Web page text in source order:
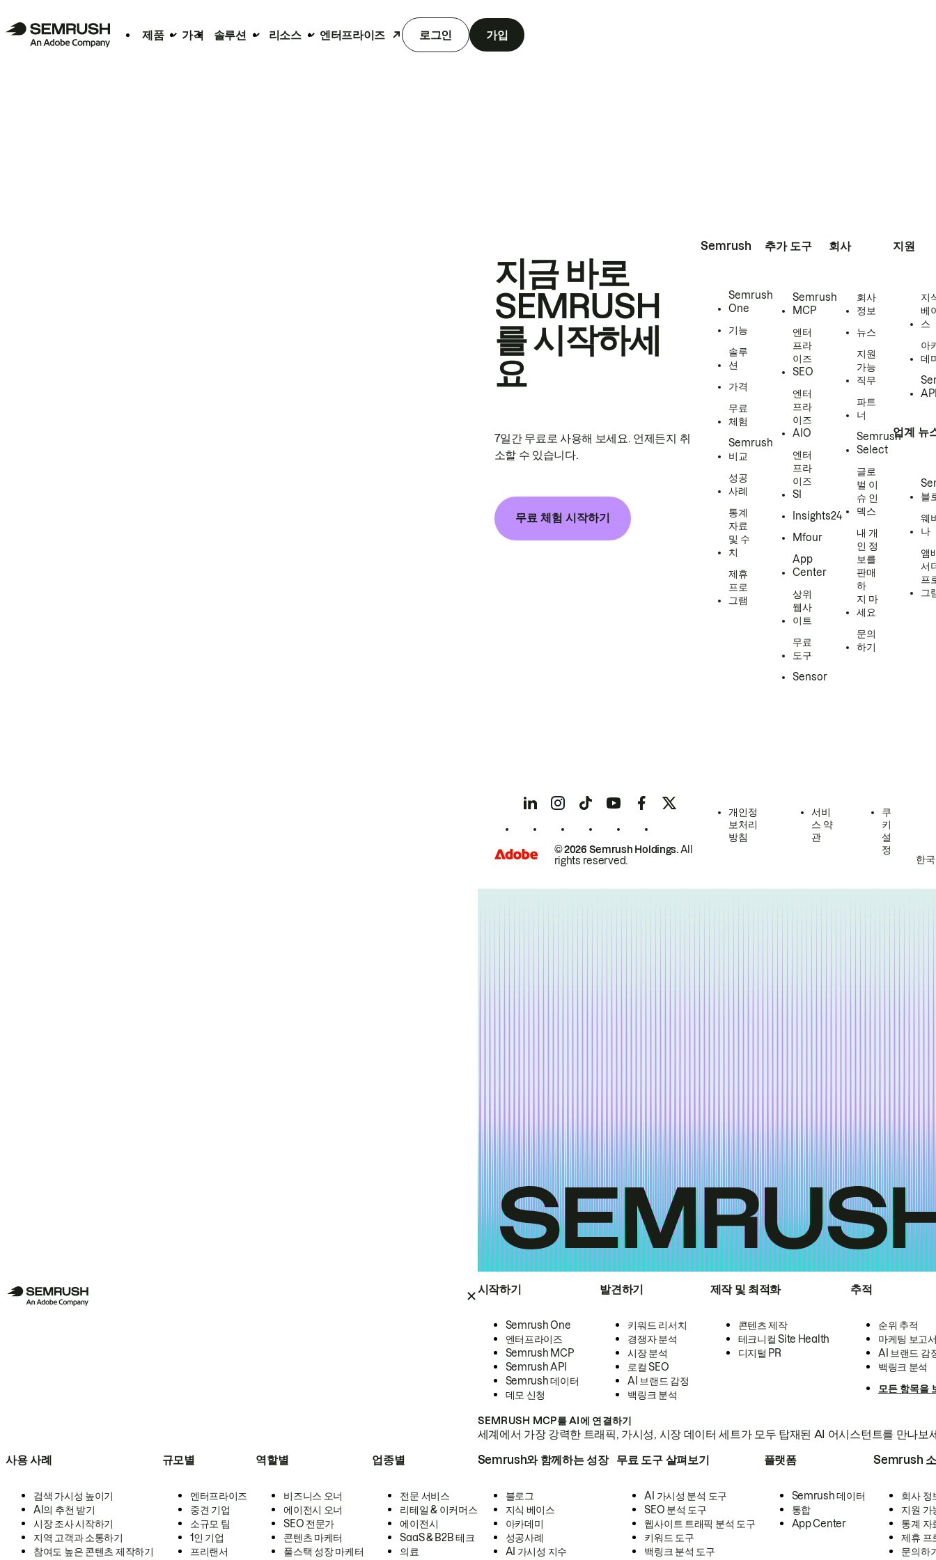
제품 가격 솔루션 리소스 엔터프라이즈 로그인 가입
시작하기
Semrush One
엔터프라이즈
Semrush MCP
Semrush API
Semrush 데이터
데모 신청
발견하기
키워드 리서치
경쟁자 분석
시장 분석
로컬 SEO
AI 브랜드 감정
백링크 분석
제작 및 최적화
콘텐츠 제작
테크니컬 Site Health
디지털 PR
추적
순위 추적
마케팅 보고
AI 브랜드 감
백링크 분석
모든 항목을
SEMRUSH MCP를 AI에 연결하기
세계에서 가장 강력한 트래픽, 가시성, 시장 데이터 세트가 모두 탑재된 AI 어시스턴트를 만나보
사용 사례
검색 가시성 높이기
AI의 추천 받기
시장 조사 시작하기
지역 고객과 소통하기
참여도 높은 콘텐츠 제작하기
규모별
엔터프라이즈
중견 기업
소규모 팀
1인 기업
프리랜서
역할별
비즈니스 오너
에이전시 오너
SEO 전문가
콘텐츠 마케터
풀스택 성장 마케터
업종별
전문 서비스
리테일 & 이커머스
에이전시
SaaS & B2B 테크
의료
Semrush와 함께하는 성장
블로그
지식 베이스
아카데미
성공사례
AI 가시성 지수
무료 도구 살펴보기
AI 가시성 분석 도구
SEO 분석 도구
웹사이트 트래픽 분석 도구
키워드 도구
백링크 분석 도구
플랫폼
Semrush 데이터
통합
App Center
Semrush
회사 정
지원 가
통계 자
제휴 프
문의하
지금 바로
SEMRUSH
를 시작하세
요
7일간 무료로 사용해 보세요. 언제든지 취
소할 수 있습니다.
무료 체험 시작하기
Semrush
Semrush
One
기능
솔루
션
가격
무료
체험
Semrush
비교
성공
사례
통계
자료
및 수
치
제휴
프로
그램
추가 도구
Semrush
MCP
엔터
프라
이즈
SEO
엔터
프라
이즈
AIO
엔터
프라
이즈
SI
Insights24
Mfour
App
Center
상위
웹사
이트
무료
도구
Sensor
회사
회사
정보
뉴스
지원
가능
직무
파트
너
Semrush
Select
글로
벌 이
슈 인
덱스
내 개
인 정
보를
판매
하
지 마
세요
문의
하기
지원
지
베
스
아
데
업계 뉴
블
웨
나
앰
서
프
그
© 2026 Semrush Holdings.All
rights reserved.
개인정
보처리
방침
서비
스 약
관
쿠
키
설
정
한